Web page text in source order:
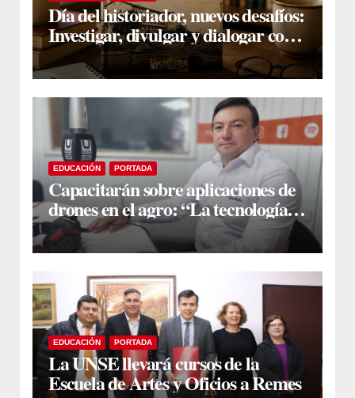
Día del historiador, nuevos desafíos:
Investigar, divulgar y dialogar con
la sociedad
EDUCACIÓN PORTADA
Capacitarán sobre aplicaciones de
drones en el agro: “La tecnología
ya es una realidad en el campo”
EDUCACIÓN PORTADA
La UNSE llevará cursos de la
Escuela de Artes y Oficios a Remes